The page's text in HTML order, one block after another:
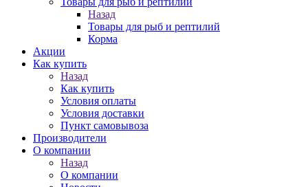
Назад
Товары для рыб и рептилий
Корма
Акции
Как купить
Назад
Как купить
Условия оплаты
Условия доставки
Пункт самовывоза
Производители
О компании
Назад
О компании